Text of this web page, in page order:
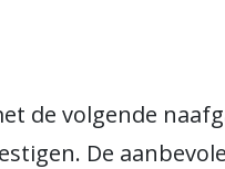
de volgende
De